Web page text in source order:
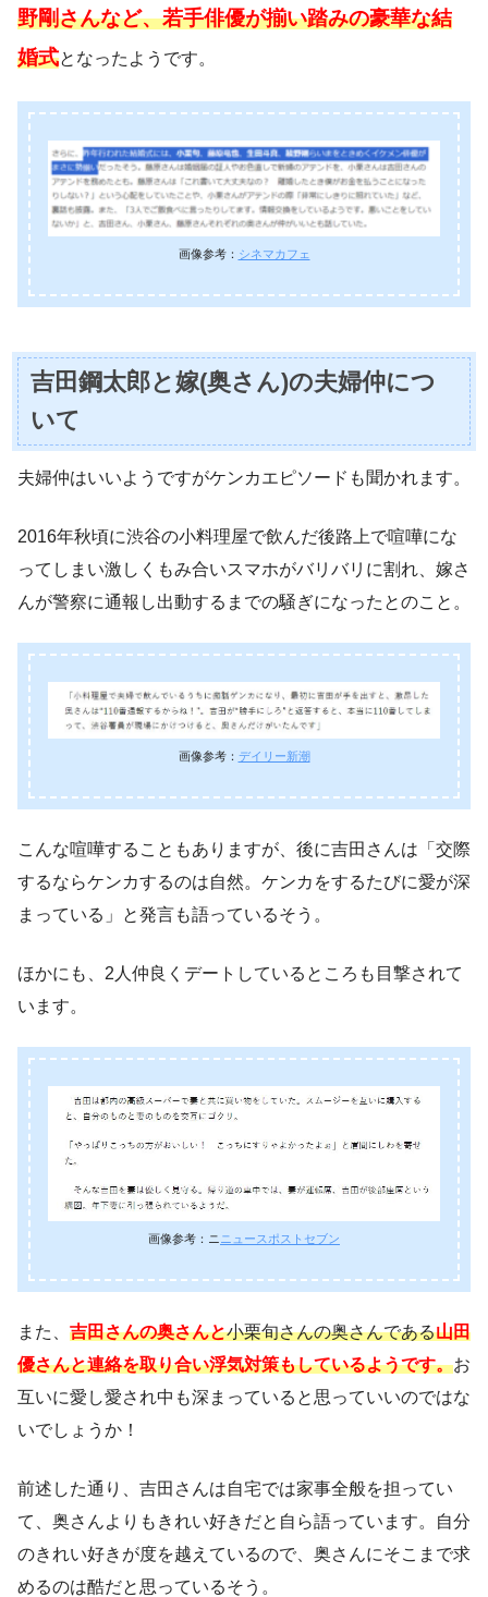
野剛さんなど、若手俳優が揃い踏みの豪華な結
婚式となったようです。
画像参考： シネマカフェ
吉田鋼太郎と嫁(奥さん)の夫婦仲につ
いて
夫婦仲はいいようですがケンカエピソードも聞かれます。
2016年秋頃に渋谷の小料理屋で飲んだ後路上で喧嘩にな
ってしまい激しくもみ合いスマホがバリバリに割れ、嫁さ
んが警察に通報し出動するまでの騒ぎになったとのこと。
画像参考： デイリー新潮
こんな喧嘩することもありますが、後に吉田さんは「交際
するならケンカするのは自然。ケンカをするたびに愛が深
まっている」と発言も語っているそう。
ほかにも、2人仲良くデートしているところも目撃されて
います。
画像参考：ニ ニュースポストセブン
また、 吉田さんの奥さんと小栗旬さんの奥さんである山田
優さんと連絡を取り合い浮気対策もしているようです。お
互いに愛し愛され中も深まっていると思っていいのではな
いでしょうか！
前述した通り、吉田さんは自宅では家事全般を担ってい
て、奥さんよりもきれい好きだと自ら語っています。自分
のきれい好きが度を越えているので、奥さんにそこまで求
めるのは酷だと思っているそう。